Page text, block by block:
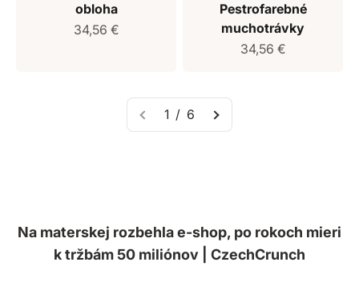
obloha
Predajná cena
34,56 €
Pestrofarebné
muchotrávky
Predajná cena
34,56 €
1 / 6
Na materskej rozbehla e-shop, po rokoch mieri
k tržbám 50 miliónov | CzechCrunch